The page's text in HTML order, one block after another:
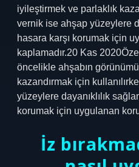
iyileştirmek ve parlaklık
vernik ise ahşap yüzeylere
hasara karşı korumak için
kaplamadır.20 Kas
öncelikle ahşabın
kazandırmak için
yüzeylere dayanıklılık
korumak için uygulanan
İz